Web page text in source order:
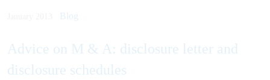
Blog
Advice on M & A: disclosure letter and
disclosure schedules